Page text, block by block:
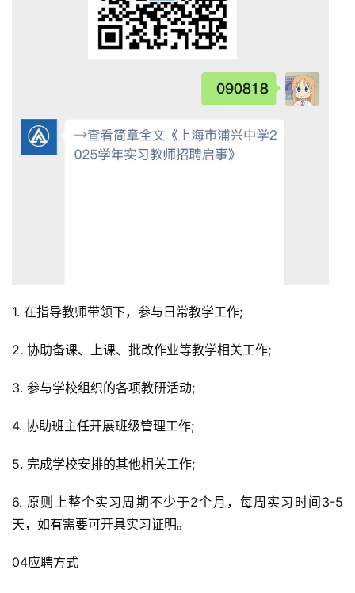
1. 在指导教师带领下，参与日常教学工作;
2. 协助备课、上课、批改作业等教学相关工作;
3. 参与学校组织的各项教研活动;
4. 协助班主任开展班级管理工作;
5. 完成学校安排的其他相关工作;
6. 原则上整个实习周期不少于2个月，每周实习时间3-5
天，如有需要可开具实习证明。
04应聘方式